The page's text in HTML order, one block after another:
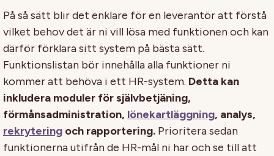
På så sätt blir det enklare för en leverantör att förstå
vilket behov det är ni vill lösa med funktionen och kan
därför förklara sitt system på bästa sätt.
Funktionslistan bör innehålla alla funktioner ni
kommer att behöva i ett HR-system. Detta kan
inkludera moduler för självbetjäning,
förmånsadministration, lönekartläggning, analys,
rekrytering och rapportering. Prioritera sedan
funktionerna utifrån de HR-mål ni har och se till att